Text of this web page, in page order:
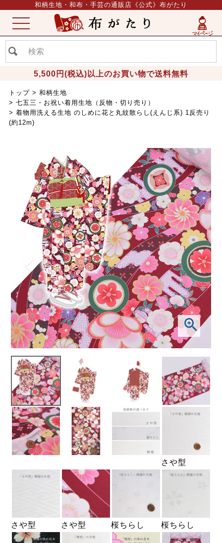
和柄生地・和布・手芸の通販店《公式》布がたり
5,500円(税込)以上のお買い物で送料無料
ME
NU
トップ
和柄生地
七五三・お祝い着用生地（反物・切り売り）
着物用洗える生地 のしめに花と丸紋散らし(えんじ系) 1反売り
(約12m)
さや型
さや型 さや型 桜ちらし 桜ちらし